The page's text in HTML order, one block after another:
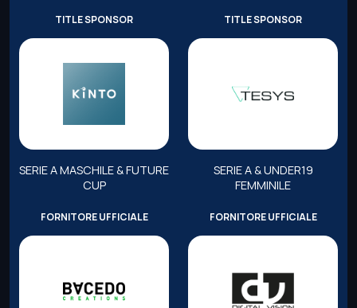
TITLE SPONSOR
SERIE A MASCHILE & FUTURE
CUP
TITLE SPONSOR
SERIE A & UNDER19
FEMMINILE
FORNITORE UFFICIALE FORNITORE UFFICIALE